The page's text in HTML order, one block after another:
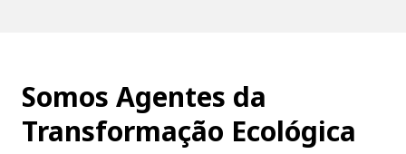
Somos Agentes da
Transformação Ecológica